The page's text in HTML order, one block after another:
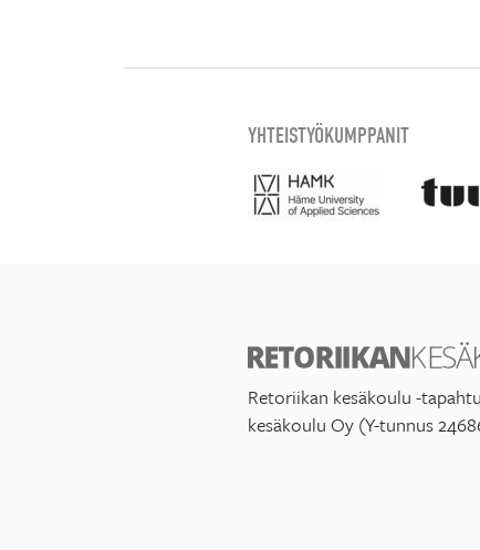
YHTEISTYÖKUMPPANIT
Retoriikan kesäkoulu -
kesäkoulu Oy (Y-tunnus